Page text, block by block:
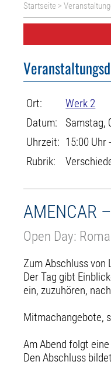
Startseite >
Ort:
Werk 2
Datum:
Samstag,
Uhrzeit: 15:00 Uhr
Rubrik:
AMENCAR
Open Day:
Zum Abschluss von
Der Tag gibt
ein, zuzuhören,
Mitmachangebote,
Am Abend folgt
Den Abschluss